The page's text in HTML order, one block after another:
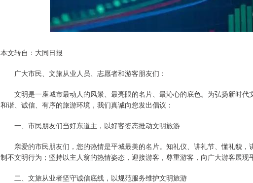
本文转自：大同日报
广大市民、文旅从业人员、志愿者和游客朋友们：
文明是一座城市最动人的风景、最亮眼的名片、最沁心的底色。为弘扬新时代
和谐、诚信、有序的旅游环境，我们真诚向您发出倡议：
一、市民朋友们当好东道主，以好客姿态推动文明旅游
亲爱的市民朋友们，您的热情是平城最美的名片。知礼仪、讲礼节、懂礼貌，
制不文明行为；坚持以主人翁的热情姿态，迎接游客，尊重游客，向广大游客展现
二、文旅从业者坚守诚信底线，以规范服务维护文明旅游